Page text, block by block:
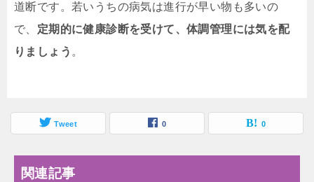
道断です。若いうちの病気は進行が早い物も多いの
で、 定期的に健康診断を受けて、体調管理には気を配
りましょう 。
Tweet 0 0
関連記事